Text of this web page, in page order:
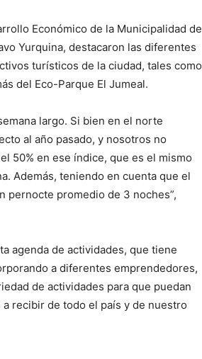
Económico de la Municipalidad de
Yurquina, destacaron las diferentes
turísticos de la ciudad, tales como
del Eco-Parque El Jumeal.
largo. Si bien en el norte
al año pasado, y nosotros no
50% en ese índice, que es el mismo
Además, teniendo en cuenta que el
pernocte promedio de 3 noches”,
agenda de actividades, que tiene
a diferentes emprendedores,
de actividades para que puedan
recibir de todo el país y de nuestro